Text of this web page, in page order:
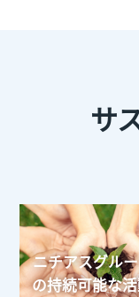
サ
ニチアスグル
の持続可能な